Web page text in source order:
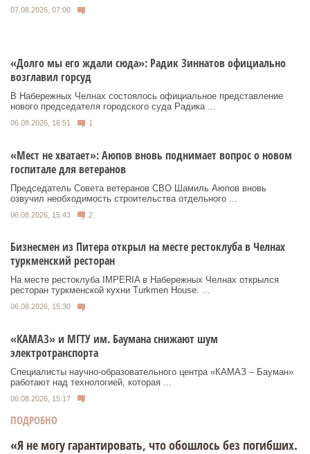
07.08.2026, 07:00
«Долго мы его ждали сюда»: Радик Зиннатов официально
возглавил горсуд
В Набережных Челнах состоялось официальное представление
нового председателя городского суда Радика ...
06.08.2026, 16:51 1
«Мест не хватает»: Аюпов вновь поднимает вопрос о новом
госпитале для ветеранов
Председатель Совета ветеранов СВО Шамиль Аюпов вновь
озвучил необходимость строительства отдельного ...
06.08.2026, 15:43 2
Бизнесмен из Питера открыл на месте рестоклуба в Челнах
туркменский ресторан
На месте рестоклуба IMPERIA в Набережных Челнах открылся
ресторан туркменской кухни Turkmen House. ...
06.08.2026, 15:30
«КАМАЗ» и МГТУ им. Баумана снижают шум
электротранспорта
Специалисты научно-образовательного центра «КАМАЗ – Бауман»
работают над технологией, которая ...
06.08.2026, 15:17
ПОДРОБНО
«Я не могу гарантировать, что обошлось без погибших.